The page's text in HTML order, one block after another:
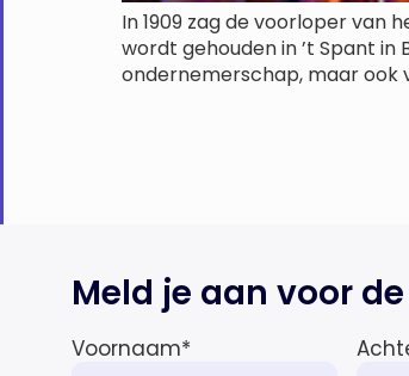
In 1909 zag de voorloper van
wordt gehouden in ’t Spant in
ondernemerschap, maar ook
Meld je aan voor
Voornaam*